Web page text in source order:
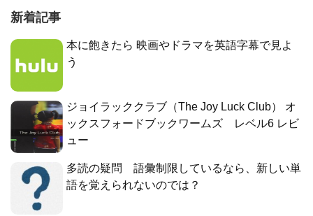
新着記事
本に飽きたら 映画やドラマを英語字幕で見よ
う
ジョイラッククラブ（The Joy Luck Club） オ
ックスフォードブックワームズ レベル6 レビ
ュー
多読の疑問 語彙制限しているなら、新しい単
語を覚えられないのでは？